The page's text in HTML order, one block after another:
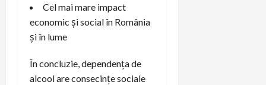
Cel mai mare impact
economic și social în România
și în lume
În concluzie, dependența de
alcool are consecințe sociale